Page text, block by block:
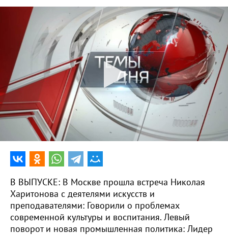
0:00
В ВЫПУСКЕ: В Москве прошла встреча Николая
Харитонова с деятелями искусств и
преподавателями: Говорили о проблемах
современной культуры и воспитания. Левый
поворот и новая промышленная политика: Лидер